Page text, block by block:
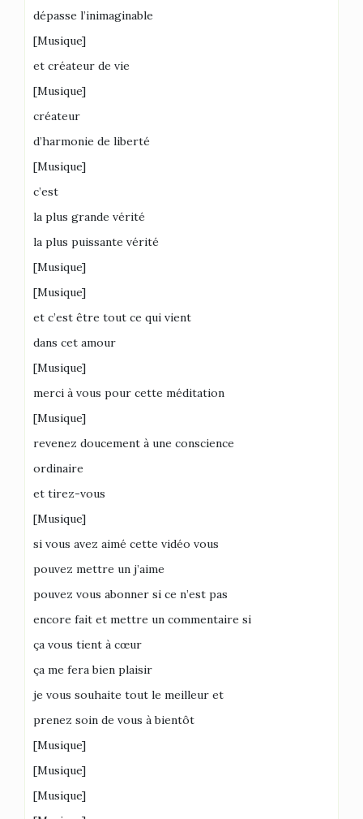
dépasse l’inimaginable
[Musique]
et créateur de vie
[Musique]
créateur
d’harmonie de liberté
[Musique]
c’est
la plus grande vérité
la plus puissante vérité
[Musique]
[Musique]
et c’est être tout ce qui vient
dans cet amour
[Musique]
merci à vous pour cette méditation
[Musique]
revenez doucement à une conscience
ordinaire
et tirez-vous
[Musique]
si vous avez aimé cette vidéo vous
pouvez mettre un j’aime
pouvez vous abonner si ce n’est pas
encore fait et mettre un commentaire si
ça vous tient à cœur
ça me fera bien plaisir
je vous souhaite tout le meilleur et
prenez soin de vous à bientôt
[Musique]
[Musique]
[Musique]